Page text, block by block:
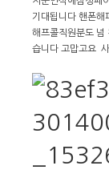
기대됩니다 핸폰해
해프콜직원분도 넘
습니다 고맙고요